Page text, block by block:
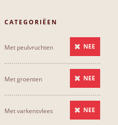
CATEGORIËEN
Met peulvruchten NEE
Met groenten NEE
Met varkensvlees NEE